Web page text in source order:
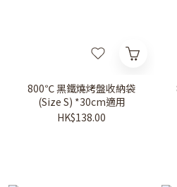
800℃ 黑鐵燒烤盤收納袋
(Size S) *30cm適用
HK$138.00